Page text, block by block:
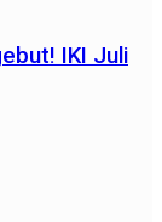
IKI Juli